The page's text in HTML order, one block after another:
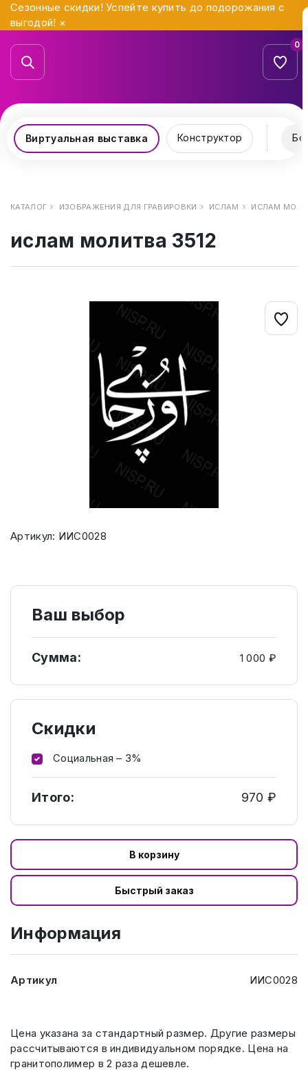
Сезонные скидки! Успейте купить до подорожания с
выгодой! ×
0
Виртуальная выставка Конструктор
КАТАЛОГ ИЗОБРАЖЕНИЯ ДЛЯ ГРАВИРОВКИ ИСЛАМ ИСЛАМ
ислам молитва 3512
Артикул: ИИС0028
Ваш выбор
Сумма: 1 000 ₽
Скидки
Социальная – 3%
Итого: 970 ₽
В корзину
Быстрый заказ
Информация
Артикул ИИС0028
Цена указана за стандартный размер. Другие размеры
рассчитываются в индивидуальном порядке. Цена на
гранитополимер в 2 раза дешевле.